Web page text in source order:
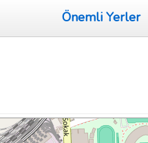
Önemli Yerler